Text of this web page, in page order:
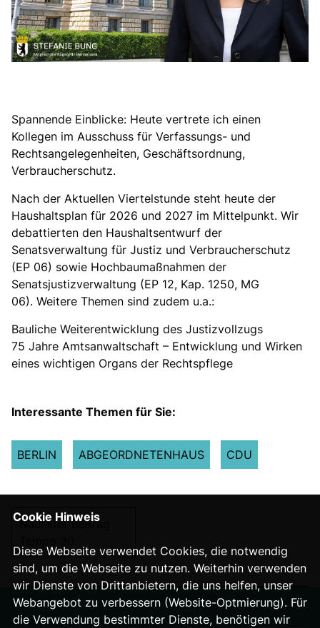
Spannende Einblicke: Heute vertrete ich einen
Kollegen im Ausschuss für Verfassungs- und
Rechtsangelegenheiten, Geschäftsordnung,
Verbraucherschutz.
Nach der Aktuellen Viertelstunde steht heute der
Haushaltsplan für 2026 und 2027 im Mittelpunkt. Wir
debattierten den Haushaltsentwurf der
Senatsverwaltung für Justiz und Verbraucherschutz
(EP 06) sowie Hochbaumaßnahmen der
Senatsjustizverwaltung (EP 12, Kap. 1250, MG
06). Weitere Themen sind zudem u.a.:
Bauliche Weiterentwicklung des Justizvollzugs
75 Jahre Amtsanwaltschaft – Entwicklung und Wirken
eines wichtigen Organs der Rechtspflege
Interessante Themen für Sie:
BERLIN ABGEORDNETENHAUS CDU
Nächster Beitrag
Cookie Hinweis
Diese Webseite verwendet Cookies, die notwendig
sind, um die Webseite zu nutzen. Weiterhin verwenden
wir Dienste von Drittanbietern, die uns helfen, unser
Webangebot zu verbessern (Website-Optmierung). Für
die Verwendung bestimmter Dienste, benötigen wir